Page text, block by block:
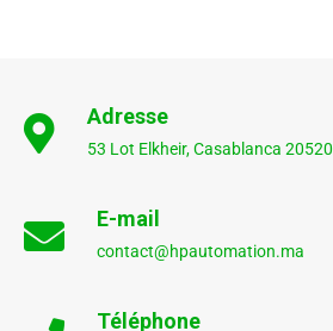
Adresse
53 Lot Elkheir, Casablanca 20520
E-mail
contact@hpautomation.ma
Téléphone